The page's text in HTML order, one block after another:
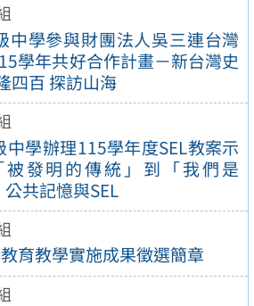
中學參與財團法人吳三連台灣
學年共好合作計畫－新台灣史
四百 探訪山海
學辦理115學年度SEL教案示
發明的傳統」到「我們是
共記憶與SEL
育教學實施成果徵選簡章